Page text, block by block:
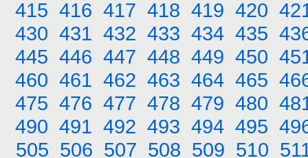
415 416 417 418 419 420
430 431 432 433 434 435
445 446 447 448 449 450
460 461 462 463 464 465
475 476 477 478 479 480
490 491 492 493 494 495
505 506 507 508 509 510